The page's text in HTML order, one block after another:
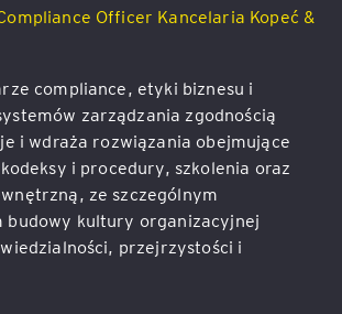
Officer Kancelaria Kopeć &
compliance, etyki biznesu i
zarządzania zgodnością
i wdraża rozwiązania obejmujące
i procedury, szkolenia oraz
ze szczególnym
budowy kultury organizacyjnej
przejrzystości i